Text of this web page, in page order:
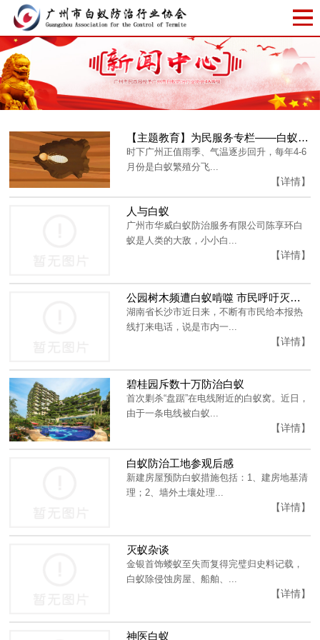
【主题教育】为民服务专栏——白蚁防治知多D?
时下广州正值雨季、气温逐步回升，每年4-6
月份是白蚁繁殖分飞...
【详情】
人与白蚁
广州市华威白蚁防治服务有限公司陈享环白
蚁是人类的大敌，小小白...
【详情】
公园树木频遭白蚁啃噬 市民呼吁灭杀白蚁拯救园林
湖南省长沙市近日来，不断有市民给本报热
线打来电话，说是市内一...
【详情】
碧桂园斥数十万防治白蚁
首次剿杀“盘踞”在电线附近的白蚁窝。近日，
由于一条电线被白蚁...
【详情】
白蚁防治工地参观后感
新建房屋预防白蚁措施包括：1、建房地基清
理；2、墙外土壤处理...
【详情】
灭蚁杂谈
金银首饰蝼蚁至失而复得完璧归史料记载，
白蚁除侵蚀房屋、船舶、...
【详情】
神医白蚁